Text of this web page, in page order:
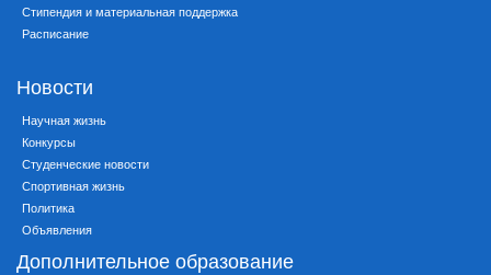
Стипендия и материальная поддержка
Расписание
Новости
Научная жизнь
Конкурсы
Студенческие новости
Спортивная жизнь
Политика
Объявления
Дополнительное образование